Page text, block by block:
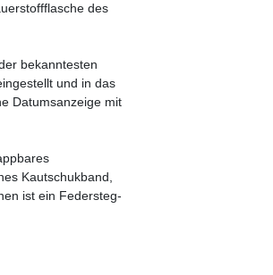
des
bekanntesten
und in das
Datumsanzeige mit
Kautschukband,
ist ein Federsteg-